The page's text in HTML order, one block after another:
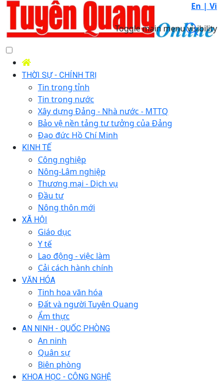
En | Vi
Toggle main menu visibility
THỜI SỰ - CHÍNH TRỊ
Tin trong tỉnh
Tin trong nước
Xây dựng Đảng - Nhà nước - MTTQ
Bảo vệ nền tảng tư tưởng của Đảng
Đạo đức Hồ Chí Minh
KINH TẾ
Công nghiệp
Nông-Lâm nghiệp
Thương mại - Dịch vụ
Đầu tư
Nông thôn mới
XÃ HỘI
Giáo dục
Y tế
Lao động - việc làm
Cải cách hành chính
VĂN HÓA
Tinh hoa văn hóa
Đất và người Tuyên Quang
Ẩm thực
AN NINH - QUỐC PHÒNG
An ninh
Quân sự
Biên phòng
KHOA HỌC - CÔNG NGHỆ